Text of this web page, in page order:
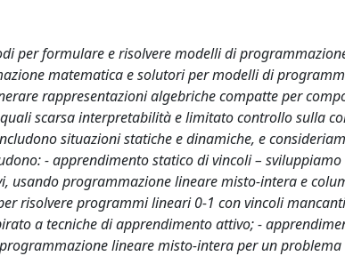
per formulare e risolvere modelli di
matematica e solutori per modelli di
rappresentazioni algebriche compatte per
scarsa interpretabilità e limitato controllo sulla
situazioni statiche e dinamiche, e
- apprendimento statico di vincoli –
usando programmazione lineare misto-intera e
risolvere programmi lineari 0-1 con vincoli
a tecniche di apprendimento attivo; -
lineare misto-intera per un